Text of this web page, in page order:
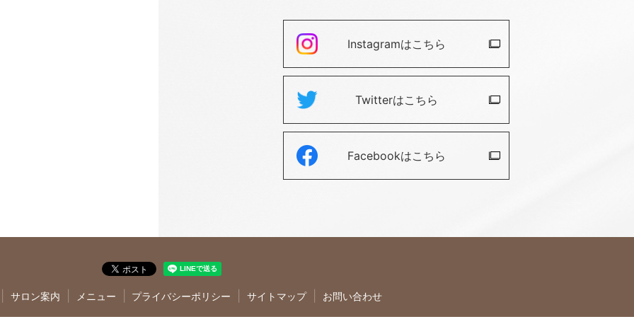
Instagramはこちら
Twitterはこちら
Facebookはこちら
サロン案内 メニュー プライバシーポリシー サイトマップ お問い合わせ